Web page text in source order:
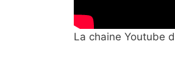
La chaine Youtube